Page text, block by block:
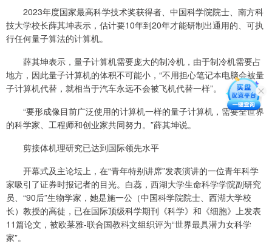
2023年度国家最高科学技术奖获得者、中国科学院院士、南方科
技大学校长薛其坤表示，估计要10年到20年才能研制出通用的、可执
行任何量子算法的计算机。
薛其坤表示，量子计算机需要庞大的制冷机，由于制冷机需要占
地方，因此量子计算机的体积不可能小，“不用担心笔记本电脑会被量
子计算机代替，就相当于汽车永远不会被飞机代替一样”。
“要形成像目前广泛使用的计算机一样的量子计算机，需要全世界
的科学家、工程师和创业家共同努力。”薛其坤说。
剪接体机理研究已达到国际领先水平
开幕式及主论坛上，在“青年特别讲席”发表演讲的一位青年科学
家吸引了证券时报记者的目光。白蕊，西湖大学生命科学学院副研究
员、“90后”生物学家，她是施一公（中国科学院院士、西湖大学校
长）教授的高徒，已在国际顶级科学期刊《科学》和《细胞》上发表
11篇论文，被欧莱雅-联合国教科文组织评为“世界最具潜力女科学
家”。